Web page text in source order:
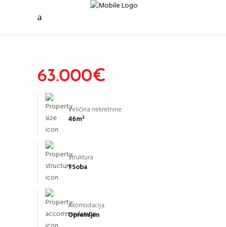
63.000€
Veličina nekretnine:
46m²
Struktura
1 Soba
Akomodacija:
Opremljen